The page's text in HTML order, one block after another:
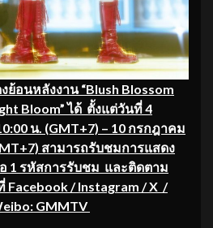
ย้อนหลังงาน “Blush Blossom
Bloom” ได้ ตั้งแต่วันที่ 4
น. (GMT+7) – 10 กรกฎาคม
สามารถรับชมการแสดง
1 รหัสการรับชม และติดตาม
Facebook / Instagram / X /
GMMTV